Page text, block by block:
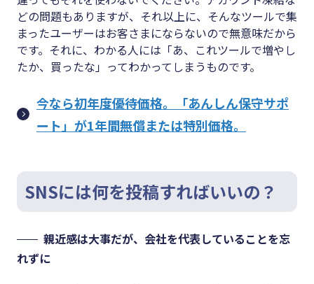
どの問題もありますが、それ以上に、そんなツールで集
まったユーザーはお客さまにならないので無意味だから
です。それに、わかる人には「あ、これツールで増やし
たか、買ったな」ってわかってしまうものです。
今なら初年度優待価格。「あんしん保守サポ
ート」が1年間無償または特別価格。
SNSには何を投稿すればいいの？
親近感は大事だが、会社を代表していることを忘
れずに